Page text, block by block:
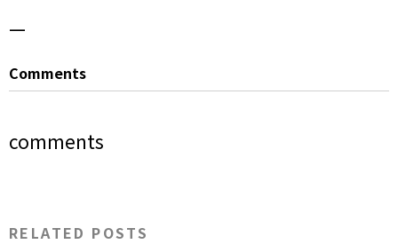
—
Comments
comments
RELATED POSTS